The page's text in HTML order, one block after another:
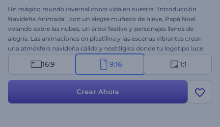
Un mágico mundo invernal cobra vida en nuestra "Introducción
Navideña Animada", con un alegre muñeco de nieve, Papá Noel
volando sobre las nubes, un árbol festivo y personajes llenos de
alegría. Las animaciones en plastilina y las escenas vibrantes crean
una atmósfera navideña cálida y nostálgica donde tu logotipo luce
en todo su esplendor. Sube tu logotipo, escribe tu mensaje y elige
música de fondo para un vídeo único, perfecto para felicitaciones,
16:9 9:16 1:1
Crear Ahora